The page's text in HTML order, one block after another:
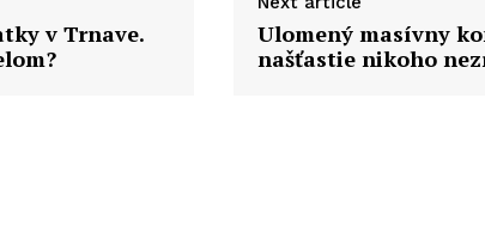
v Trnave.
Ulomený masívny
našťastie nikoho